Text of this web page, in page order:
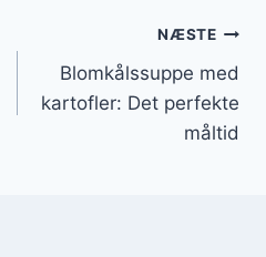
NÆSTE
Blomkålssuppe med
kartofler: Det perfekte
måltid